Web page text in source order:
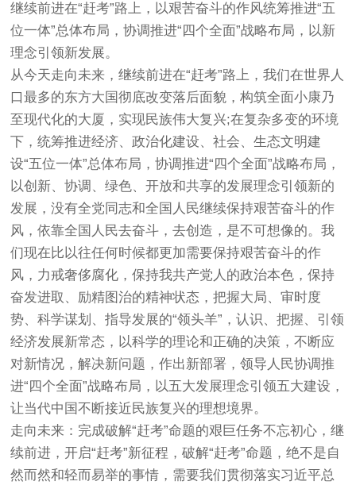
继续前进在“赶考”路上，以艰苦奋斗的作风统筹推进“五
位一体”总体布局，协调推进“四个全面”战略布局，以新
理念引领新发展。
从今天走向未来，继续前进在“赶考”路上，我们在世界人
口最多的东方大国彻底改变落后面貌，构筑全面小康乃
至现代化的大厦，实现民族伟大复兴;在复杂多变的环境
下，统筹推进经济、政治化建设、社会、生态文明建
设“五位一体”总体布局，协调推进“四个全面”战略布局，
以创新、协调、绿色、开放和共享的发展理念引领新的
发展，没有全党同志和全国人民继续保持艰苦奋斗的作
风，依靠全国人民去奋斗，去创造，是不可想像的。我
们现在比以往任何时候都更加需要保持艰苦奋斗的作
风，力戒奢侈腐化，保持我共产党人的政治本色，保持
奋发进取、励精图治的精神状态，把握大局、审时度
势、科学谋划、指导发展的“领头羊”，认识、把握、引领
经济发展新常态，以科学的理论和正确的决策，不断应
对新情况，解决新问题，作出新部署，领导人民协调推
进“四个全面”战略布局，以五大发展理念引领五大建设，
让当代中国不断接近民族复兴的理想境界。
走向未来：完成破解“赶考”命题的艰巨任务不忘初心，继
续前进，开启“赶考”新征程，破解“赶考”命题，绝不是自
然而然和轻而易举的事情，需要我们贯彻落实习近平总